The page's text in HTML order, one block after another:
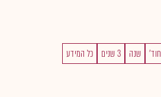
שנה 3 שנים כל המידע